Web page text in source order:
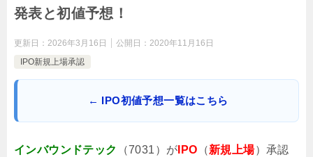
発表と初値予想！
更新日： 2026年3月16日 公開日： 2020年11月16日
IPO新規上場承認
← IPO初値予想一覧はこちら
インバウンドテック （7031）が IPO （新規上場）承認